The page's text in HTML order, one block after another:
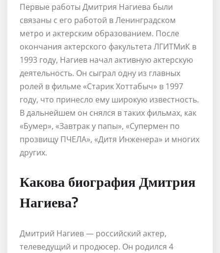
Первые работы Дмитрия Нагиева были
связаны с его работой в Ленинградском
метро и актерским образованием. После
окончания актерского факультета ЛГИТМиК в
1993 году, Нагиев начал активную актерскую
деятельность. Он сыграл одну из главных
ролей в фильме «Старик Хоттабыч» в 1997
году, что принесло ему широкую известность.
В дальнейшем он снялся в таких фильмах, как
«Бумер», «Завтрак у папы», «Супермен по
прозвищу ПЧЕЛА», «Дитя Инженера» и многих
других.
Какова биография Дмитрия
Нагиева?
Дмитрий Нагиев — российский актер,
телеведущий и продюсер. Он родился 4